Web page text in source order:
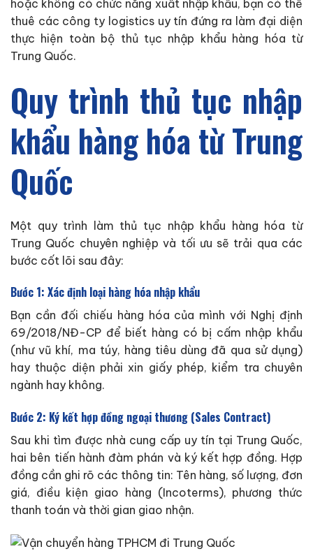
hoặc không có chức năng xuất nhập khẩu, bạn có thể
thuê các công ty logistics uy tín đứng ra làm đại diện
thực hiện toàn bộ thủ tục nhập khẩu hàng hóa từ
Trung Quốc.
Quy trình thủ tục nhập
khẩu hàng hóa từ Trung
Quốc
Một quy trình làm thủ tục nhập khẩu hàng hóa từ
Trung Quốc chuyên nghiệp và tối ưu sẽ trải qua các
bước cốt lõi sau đây:
Bước 1: Xác định loại hàng hóa nhập khẩu
Bạn cần đối chiếu hàng hóa của mình với Nghị định
69/2018/NĐ-CP để biết hàng có bị cấm nhập khẩu
(như vũ khí, ma túy, hàng tiêu dùng đã qua sử dụng)
hay thuộc diện phải xin giấy phép, kiểm tra chuyên
ngành hay không.
Bước 2: Ký kết hợp đồng ngoại thương (Sales Contract)
Sau khi tìm được nhà cung cấp uy tín tại Trung Quốc,
hai bên tiến hành đàm phán và ký kết hợp đồng. Hợp
đồng cần ghi rõ các thông tin: Tên hàng, số lượng, đơn
giá, điều kiện giao hàng (Incoterms), phương thức
thanh toán và thời gian giao nhận.